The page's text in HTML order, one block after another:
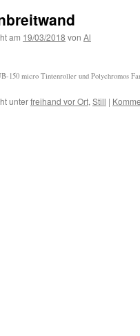
am 19/03/2018 von Al
150 micro Tintenroller und Polychromos
unterfreihand vor Ort, Still |